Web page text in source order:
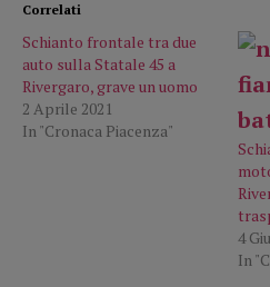
Correlati
Schianto frontale tra due
auto sulla Statale 45 a
Rivergaro, grave un uomo
2 Aprile 2021
In "Cronaca Piacenza"
4
In